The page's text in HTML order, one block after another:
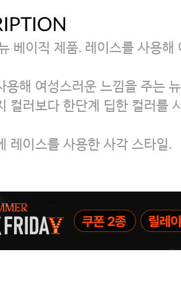
베이직 제품. 레이스를 사용해
용해 여성스러운 느낌을 주는
컬러보다 한단계 딥한 컬러를
레이스를 사용한 사각 스타일.